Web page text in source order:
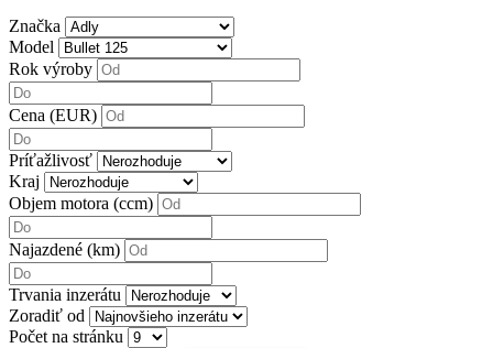
Značka
Model
Rok výroby
Cena (EUR)
Príťažlivosť
Kraj
Objem motora (ccm)
Najazdené (km)
Trvania inzerátu
Zoradiť od
Počet na stránku